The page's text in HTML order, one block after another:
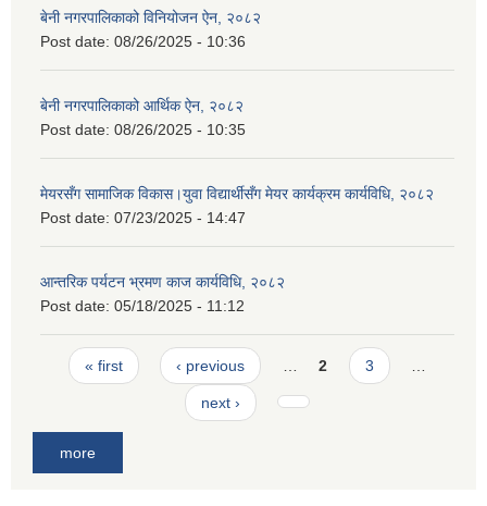
बेनी नगरपालिकाको विनियोजन ऐन, २०८२
Post date: 08/26/2025 - 10:36
बेनी नगरपालिकाको आर्थिक ऐन, २०८२
Post date: 08/26/2025 - 10:35
मेयरसँग सामाजिक विकास।युवा विद्यार्थीसँग मेयर कार्यक्रम कार्यविधि, २०८२
Post date: 07/23/2025 - 14:47
आन्तरिक पर्यटन भ्रमण काज कार्यविधि, २०८२
Post date: 05/18/2025 - 11:12
Pages
« first ‹ previous 2 3
next ›
more